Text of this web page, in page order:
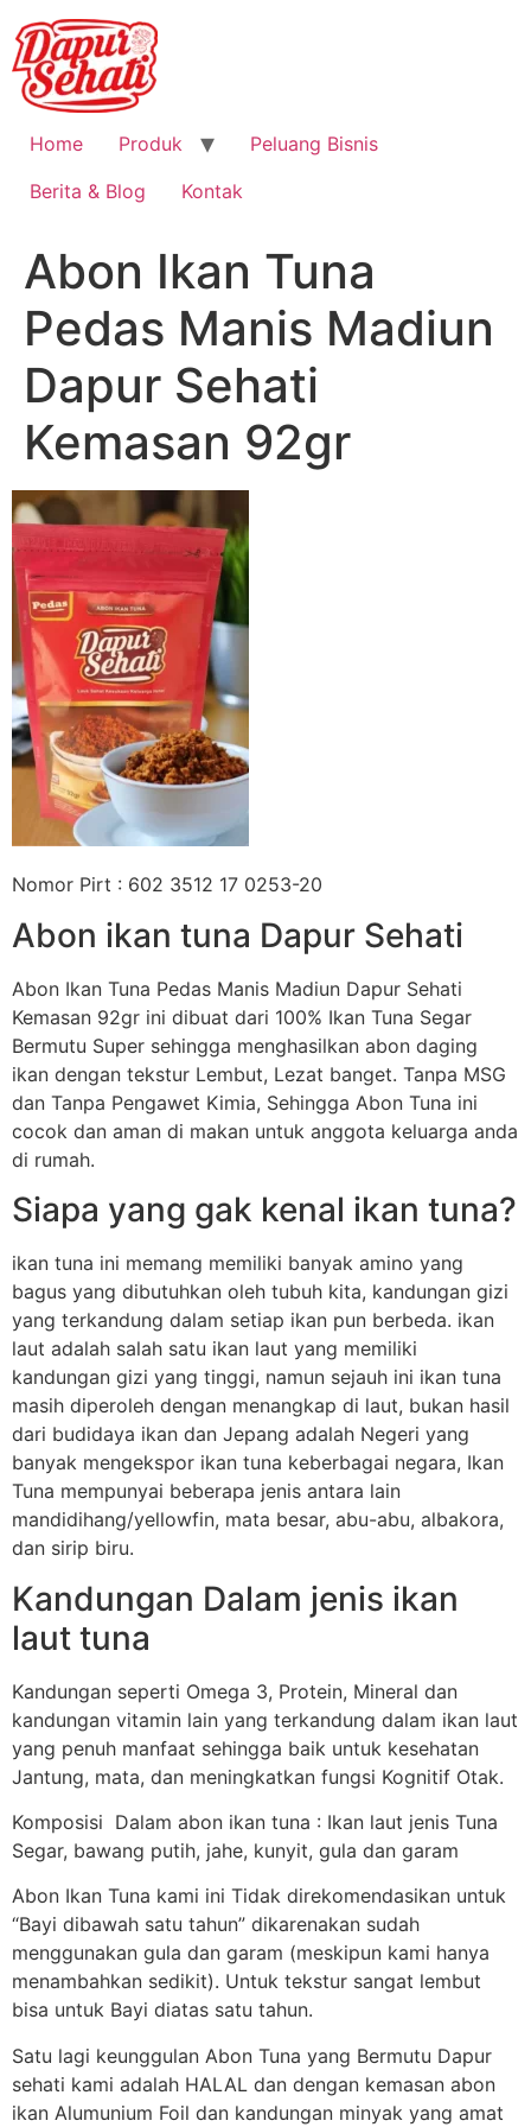
Home Produk
Peluang Bisnis
Berita & Blog
Kontak
Abon Ikan Tuna
Pedas Manis Madiun
Dapur Sehati
Kemasan 92gr
Nomor Pirt : 602 3512 17 0253-20
Abon ikan tuna Dapur Sehati
Abon Ikan Tuna Pedas Manis Madiun Dapur Sehati
Kemasan 92gr ini dibuat dari 100% Ikan Tuna Segar
Bermutu Super sehingga menghasilkan abon daging
ikan dengan tekstur Lembut, Lezat banget. Tanpa MSG
dan Tanpa Pengawet Kimia, Sehingga Abon Tuna ini
cocok dan aman di makan untuk anggota keluarga anda
di rumah.
Siapa yang gak kenal ikan tuna?
ikan tuna ini memang memiliki banyak amino yang
bagus yang dibutuhkan oleh tubuh kita, kandungan gizi
yang terkandung dalam setiap ikan pun berbeda. ikan
laut adalah salah satu ikan laut yang memiliki
kandungan gizi yang tinggi, namun sejauh ini ikan tuna
masih diperoleh dengan menangkap di laut, bukan hasil
dari budidaya ikan dan Jepang adalah Negeri yang
banyak mengekspor ikan tuna keberbagai negara, Ikan
Tuna mempunyai beberapa jenis antara lain
mandidihang/yellowfin, mata besar, abu-abu, albakora,
dan sirip biru.
Kandungan Dalam jenis ikan
laut tuna
Kandungan seperti Omega 3, Protein, Mineral dan
kandungan vitamin lain yang terkandung dalam ikan laut
yang penuh manfaat sehingga baik untuk kesehatan
Jantung, mata, dan meningkatkan fungsi Kognitif Otak.
Komposisi Dalam abon ikan tuna : Ikan laut jenis Tuna
Segar, bawang putih, jahe, kunyit, gula dan garam
Abon Ikan Tuna kami ini Tidak direkomendasikan untuk
“Bayi dibawah satu tahun” dikarenakan sudah
menggunakan gula dan garam (meskipun kami hanya
menambahkan sedikit). Untuk tekstur sangat lembut
bisa untuk Bayi diatas satu tahun.
Satu lagi keunggulan Abon Tuna yang Bermutu Dapur
sehati kami adalah HALAL dan dengan kemasan abon
ikan Alumunium Foil dan kandungan minyak yang amat